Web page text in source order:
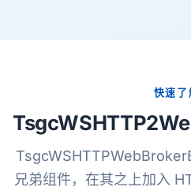
快速了
兄弟组件，在其之上加入